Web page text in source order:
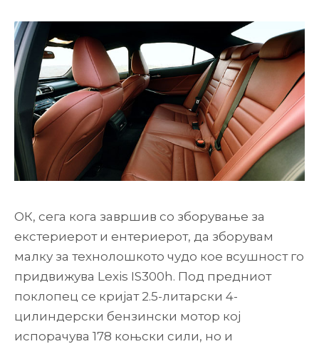
ОК, сега кога завршив со зборување за
екстериерот и ентериерот, да зборувам
малку за технолошкото чудо кое всушност го
придвижува Lexis IS300h. Под предниот
поклопец се кријат 2.5-литарски 4-
цилиндерски бензински мотор кој
испорачува 178 коњски сили, но и